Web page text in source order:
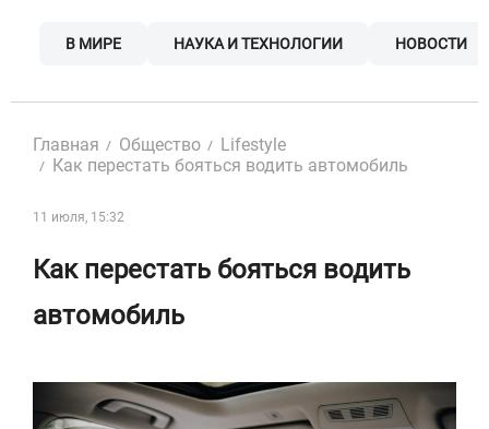
В МИРЕ НАУКА И ТЕХНОЛОГИИ НОВОСТИ
Главная Общество
Lifestyle
Как перестать бояться водить автомобиль
11 июля, 15:32
Как перестать бояться водить
автомобиль